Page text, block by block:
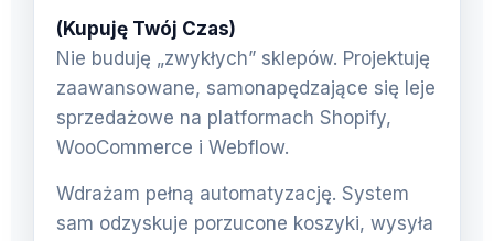
(Kupuję Twój Czas)
Nie buduję „zwykłych” sklepów. Projektuję
zaawansowane, samonapędzające się leje
sprzedażowe na platformach Shopify,
WooCommerce i Webflow.
Wdrażam pełną automatyzację. System
sam odzyskuje porzucone koszyki, wysyła